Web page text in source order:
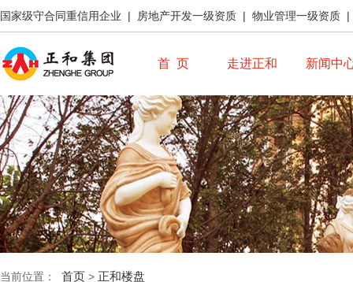
国家级守合同重信用企业 | 房地产开发一级资质 | 物业管理一级资质 |
首 页 走进正和 新闻中
当前位置： 首页 > 正和楼盘